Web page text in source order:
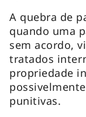
A quebra de
quando uma
sem acordo,
tratados
propriedade
punitivas.